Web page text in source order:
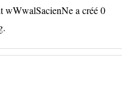
wWwalSacienNe a créé 0